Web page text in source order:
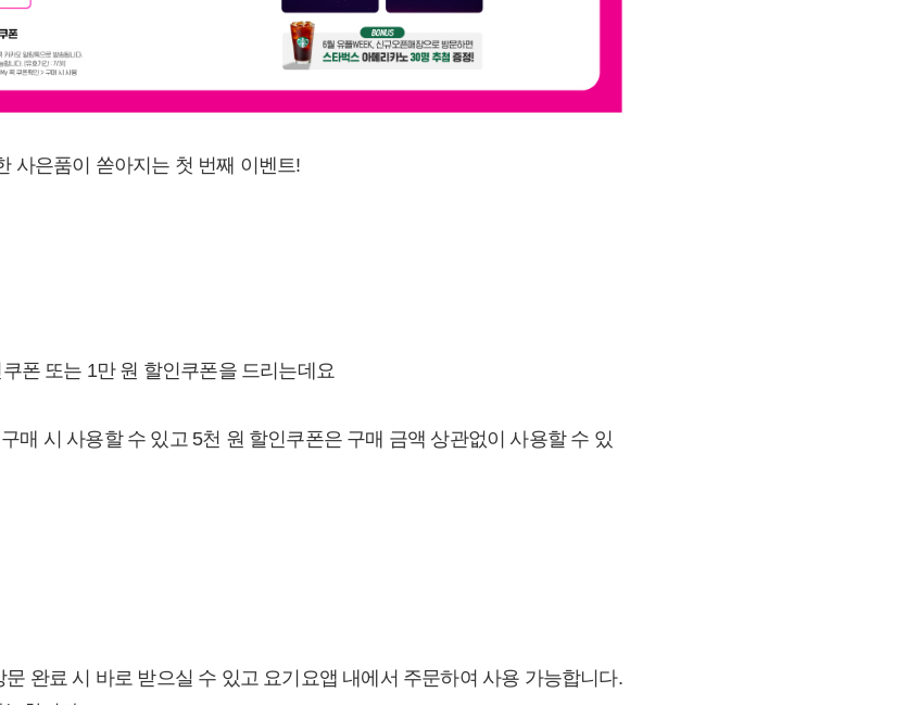
사은품이 쏟아지는 첫 번째 이벤트!
폰 또는 1만 원 할인쿠폰을 드리는데요
매 시 사용할 수 있고 5천 원 할인쿠폰은 구매 금액 상관없이 사용할 수 있
완료 시 바로 받으실 수 있고 요기요앱 내에서 주문하여 사용 가능합니다.